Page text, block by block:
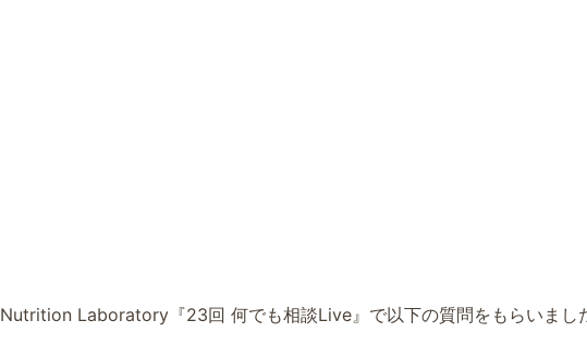
Nutrition Laboratory『23回 何でも相談Live』で以下の質問をもらいまし